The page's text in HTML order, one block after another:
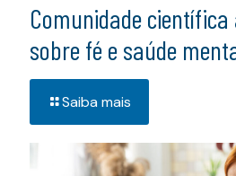
Comunidade
sobre fé e saúde
Saiba mais